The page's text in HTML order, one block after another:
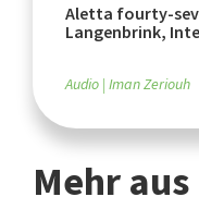
Aletta fourty-
Langenbrink,
Audio Iman Zeriouh
Mehr